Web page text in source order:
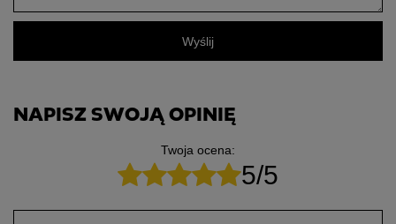
Wyślij
NAPISZ SWOJĄ OPINIĘ
Twoja ocena:
5/5